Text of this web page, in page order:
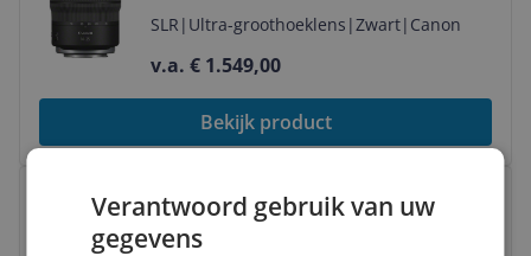
SLR | Ultra-groothoeklens |Zwart| Canon
v.a. € 1.549,00
Bekijk product
Nikon NIKKOR Z 180-600mm f/5.6-
6.3 VR Lens - Super Telephoto -
10.0
Verantwoord gebruik van uw
gegevens